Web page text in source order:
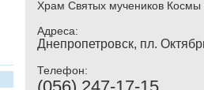
Храм Святых мучеников Космы
Адреса:
Днепропетровск, пл.
Телефон: